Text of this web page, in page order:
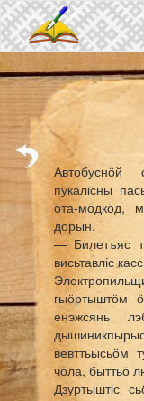
Skip to main content
пукалісны
ӧта-мӧдкӧд,
дорын.
— Билетъяс
висьтавліс
гыӧртыштӧм
енэжсянь
вевттьысьӧм
чӧла, быттьӧ
Дзуртыштіс